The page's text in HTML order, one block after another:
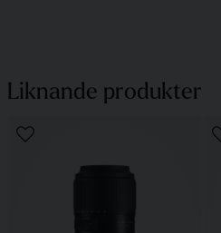
Liknande produkter